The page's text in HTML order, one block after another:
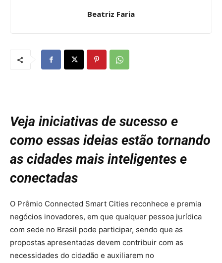
Beatriz Faria
Veja iniciativas de sucesso e
como essas ideias estão tornando
as cidades mais inteligentes e
conectadas
O Prêmio Connected Smart Cities reconhece e premia
negócios inovadores, em que qualquer pessoa jurídica
com sede no Brasil pode participar, sendo que as
propostas apresentadas devem contribuir com as
necessidades do cidadão e auxiliarem no